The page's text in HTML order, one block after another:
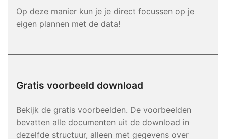
Op deze manier kun je je direct focussen op je
eigen plannen met de data!
Gratis voorbeeld download
Bekijk de gratis voorbeelden. De voorbeelden
bevatten alle documenten uit de download in
dezelfde structuur, alleen met gegevens over